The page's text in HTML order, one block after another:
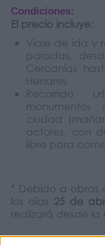
Condiciones:
El precio incluye:
Viaje de ida y
paradas,
Cercanías
Henares.
Recorrido
ciudad
actores, con
libre para
* Debido a obras
los días 25 de
realizará desde